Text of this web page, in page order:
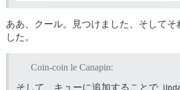
ああ、クール。見つけました、そしてそ
した。
Coin-coin le Canapin:
そして、キューに追加することで